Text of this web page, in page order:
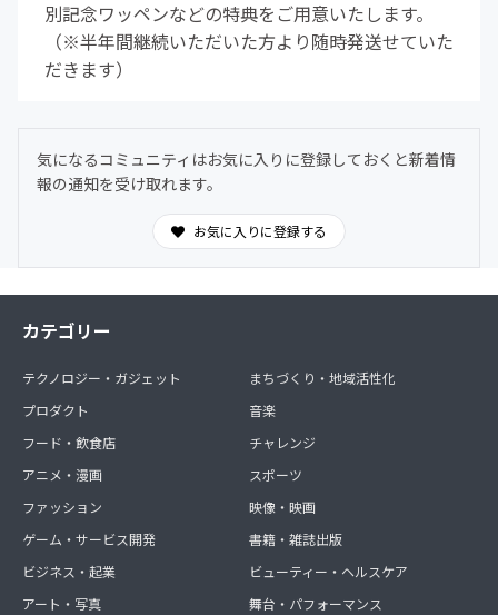
別記念ワッペンなどの特典をご用意いたします。
（※半年間継続いただいた方より随時発送せていた
だきます）
気になるコミュニティはお気に入りに登録しておくと新着情
報の通知を受け取れます。
お気に入りに登録する
カテゴリー
テクノロジー・ガジェット
プロダクト
フード・飲食店
アニメ・漫画
ファッション
ゲーム・サービス開発
ビジネス・起業
アート・写真
まちづくり・地域活性化
音楽
チャレンジ
スポーツ
映像・映画
書籍・雑誌出版
ビューティー・ヘルスケア
舞台・パフォーマンス